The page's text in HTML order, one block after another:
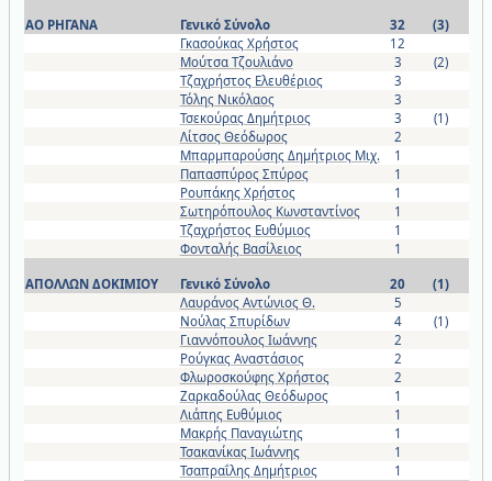
ΑΟ ΡΗΓΑΝΑ Γενικό Σύνολο 32
(3)
Γκασούκας Χρήστος
12
Μούτσα Τζουλιάνο
3
(2)
Τζαχρήστος Ελευθέριος
3
Τόλης Νικόλαος
3
Τσεκούρας Δημήτριος
3
(1)
Λίτσος Θεόδωρος
2
Μπαρμπαρούσης Δημήτριος Μιχ.
1
Παπασπύρος Σπύρος
1
Ρουπάκης Χρήστος
1
Σωτηρόπουλος Κωνσταντίνος
1
Τζαχρήστος Ευθύμιος
1
Φονταλής Βασίλειος
1
ΑΠΟΛΛΩΝ ΔΟΚΙΜΙΟΥ Γενικό Σύνολο 20
(1)
Λαυράνος Αντώνιος Θ.
5
Νούλας Σπυρίδων
4
(1)
Γιαννόπουλος Ιωάννης
2
Ρούγκας Αναστάσιος
2
Φλωροσκούφης Χρήστος
2
Ζαρκαδούλας Θεόδωρος
1
Λιάπης Ευθύμιος
1
Μακρής Παναγιώτης
1
Τσακανίκας Ιωάννης
1
Τσαπραΐλης Δημήτριος
1